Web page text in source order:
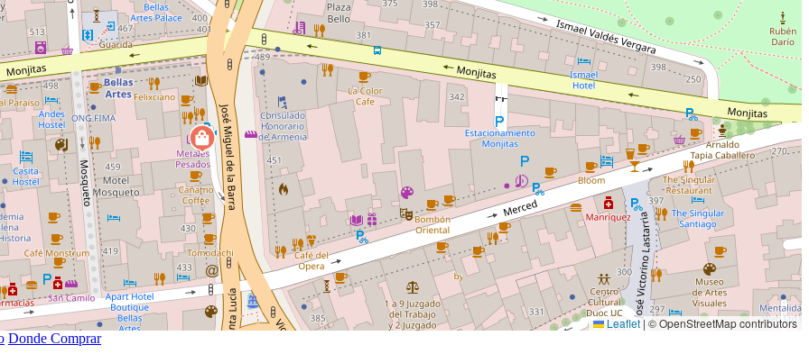
Leaflet| © OpenStreetMap contributors
Donde Comprar